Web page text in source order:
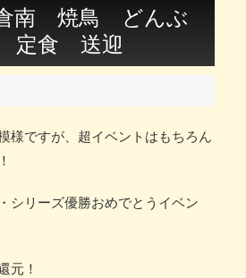
南 焼鳥 どんぶ
定食 送迎
様ですが、超イベントはもちろん
シリーズ優勝おめでとうイベン
元！